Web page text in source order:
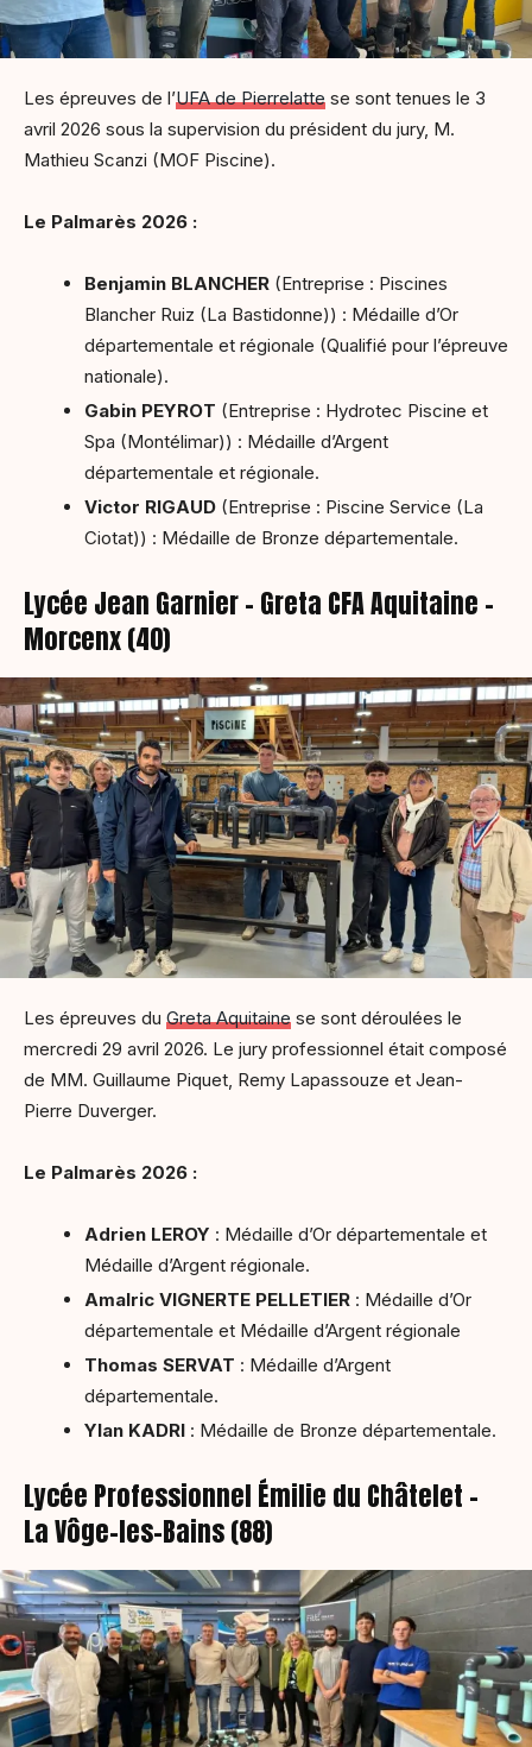
Les épreuves de l’UFA de Pierrelatte se sont tenues le 3
avril 2026 sous la supervision du président du jury, M.
Mathieu Scanzi (MOF Piscine).
Le Palmarès 2026 :
Benjamin BLANCHER (Entreprise : Piscines
Blancher Ruiz (La Bastidonne)) : Médaille d’Or
départementale et régionale (Qualifié pour l’épreuve
nationale).
Gabin PEYROT (Entreprise : Hydrotec Piscine et
Spa (Montélimar)) : Médaille d’Argent
départementale et régionale.
Victor RIGAUD (Entreprise : Piscine Service (La
Ciotat)) : Médaille de Bronze départementale.
Lycée Jean Garnier – Greta CFA Aquitaine –
Morcenx (40)
Les épreuves du Greta Aquitaine se sont déroulées le
mercredi 29 avril 2026. Le jury professionnel était composé
de MM. Guillaume Piquet, Remy Lapassouze et Jean-
Pierre Duverger.
Le Palmarès 2026 :
Adrien LEROY : Médaille d’Or départementale et
Médaille d’Argent régionale.
Amalric VIGNERTE PELLETIER : Médaille d’Or
départementale et Médaille d’Argent régionale
Thomas SERVAT : Médaille d’Argent
départementale.
Ylan KADRI : Médaille de Bronze départementale.
Lycée Professionnel Émilie du Châtelet –
La Vôge-les-Bains (88)